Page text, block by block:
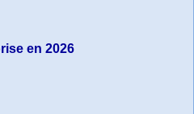
en 2026